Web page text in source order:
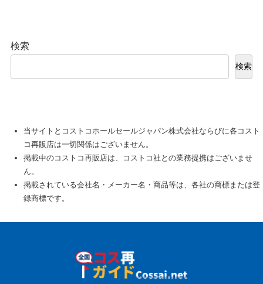
検索
検索
当サイトとコストコホールセールジャパン株式会社ならびに各コスト
コ再販店は一切関係はございません。
掲載中のコストコ再販店は、コストコ社との業務提携はございませ
ん。
掲載されている会社名・メーカー名・商品等は、各社の商標または登
録商標です。